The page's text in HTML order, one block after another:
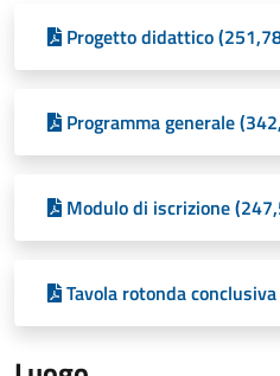
Progetto didattico
Programma generale
Modulo di iscrizione
Tavola rotonda